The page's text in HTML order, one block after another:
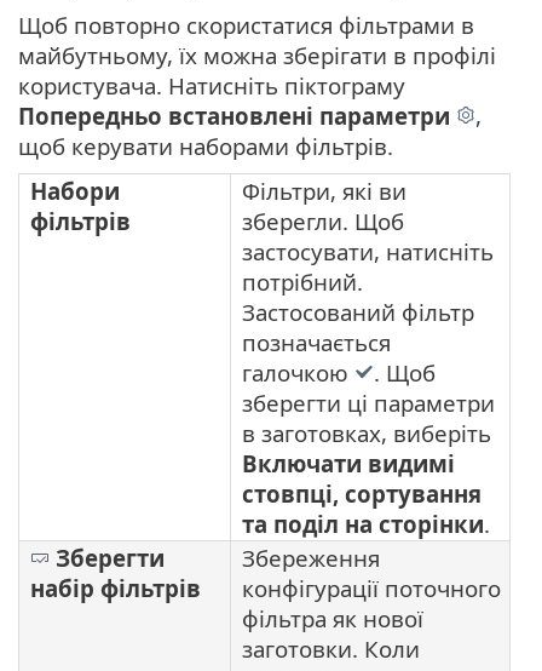
Щоб повторно скористатися фільтрами в
майбутньому, їх можна зберігати в профілі
користувача. Натисніть піктограму
Попередньо встановлені параметри
,
щоб керувати наборами фільтрів.
Набори
фільтрів
Фільтри, які ви
зберегли. Щоб
застосувати, натисніть
потрібний.
Застосований фільтр
позначається
галочкою
. Щоб
зберегти ці параметри
в заготовках, виберіть
Включати видимі
стовпці, сортування
та поділ на сторінки.
Зберегти
набір фільтрів
Збереження
конфігурації поточного
фільтра як нової
заготовки. Коли